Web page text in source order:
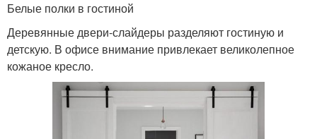
Белые полки в гостиной
Деревянные двери-слайдеры разделяют гостиную и
детскую. В офисе внимание привлекает великолепное
кожаное кресло.